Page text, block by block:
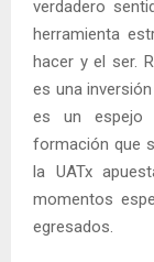
verdadero
herramienta
hacer y el ser.
es una
es un espejo
formación que
la UATx
momentos
egresados.